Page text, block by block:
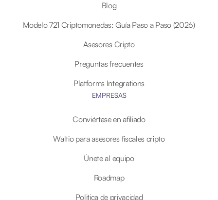
Blog
Modelo 721 Criptomonedas: Guía Paso a Paso (2026)
Asesores Cripto
Preguntas frecuentes
Platforms Integrations
EMPRESAS
Conviértase en afiliado
Waltio para asesores fiscales cripto
Únete al equipo
Roadmap
Politica de privacidad